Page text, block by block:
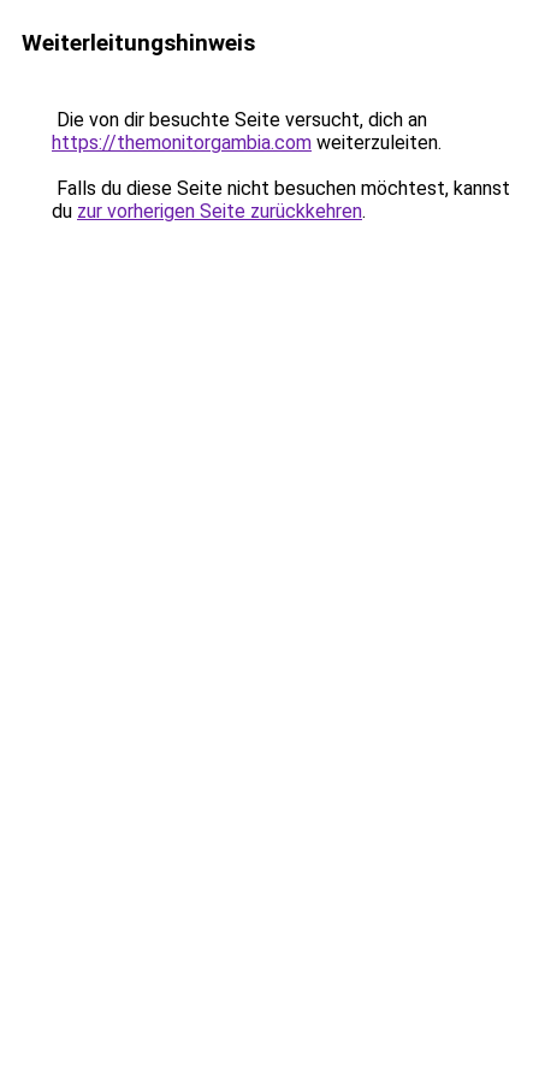
Weiterleitungshinweis
Die von dir besuchte Seite versucht, dich an
https://themonitorgambia.com weiterzuleiten.
Falls du diese Seite nicht besuchen möchtest, kannst
du zur vorherigen Seite zurückkehren.